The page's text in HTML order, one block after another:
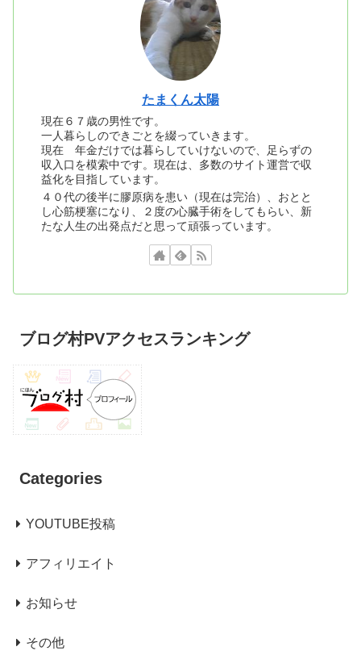
たまくん太陽
現在６７歳の男性です。
一人暮らしのできごとを綴っていきます。
現在 年金だけでは暮らしていけないので、足らずの
収入口を模索中です。現在は、多数のサイト運営で収
益化を目指しています。
４０代の後半に膠原病を患い（現在は完治）、おとと
し心筋梗塞になり、２度の心臓手術をしてもらい、新
たな人生の出発点だと思って頑張っています。
ブログ村PVアクセスランキング
Categories
YOUTUBE投稿
アフィリエイト
お知らせ
その他